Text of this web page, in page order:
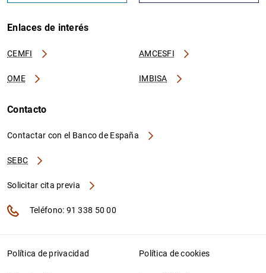
Enlaces de interés
CEMFI AMCESFI
OME IMBISA
Contacto
Contactar con el Banco de España
SEBC
Solicitar cita previa
Teléfono: 91 338 50 00
Política de privacidad Política de cookies